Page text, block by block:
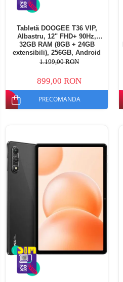
Tabletă DOOGEE T36 VIP,
Albastru, 12" FHD+ 90Hz,
32GB RAM (8GB + 24GB
extensibili), 256GB, Android
15, 8800mAh, Dual SIM
1.199,00 RON
899,00 RON
PRECOMANDA